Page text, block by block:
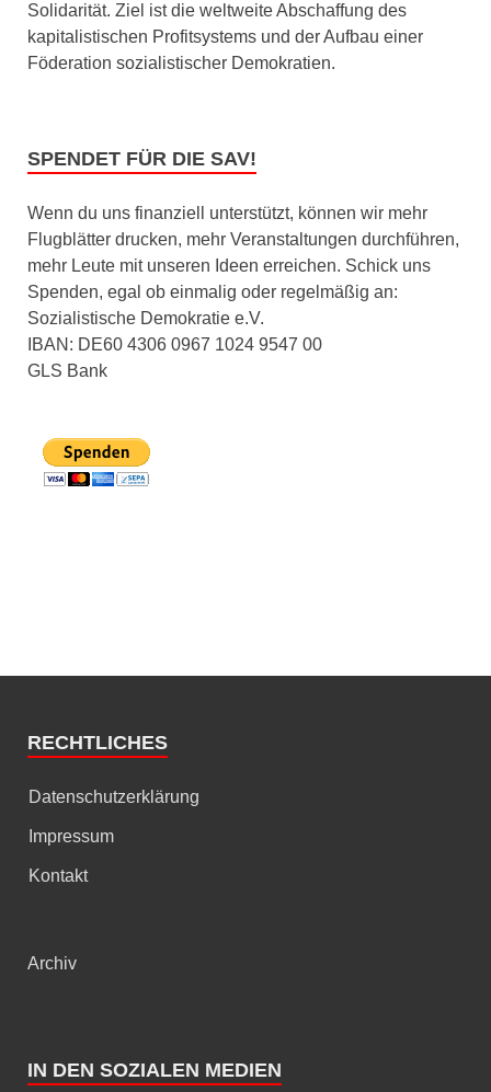
Solidarität. Ziel ist die weltweite Abschaffung des
kapitalistischen Profitsystems und der Aufbau einer
Föderation sozialistischer Demokratien.
SPENDET FÜR DIE SAV!
Wenn du uns finanziell unterstützt, können wir mehr
Flugblätter drucken, mehr Veranstaltungen durchführen,
mehr Leute mit unseren Ideen erreichen. Schick uns
Spenden, egal ob einmalig oder regelmäßig an:
Sozialistische Demokratie e.V.
IBAN: DE60 4306 0967 1024 9547 00
GLS Bank
RECHTLICHES
Datenschutzerklärung
Impressum
Kontakt
Archiv
IN DEN SOZIALEN MEDIEN